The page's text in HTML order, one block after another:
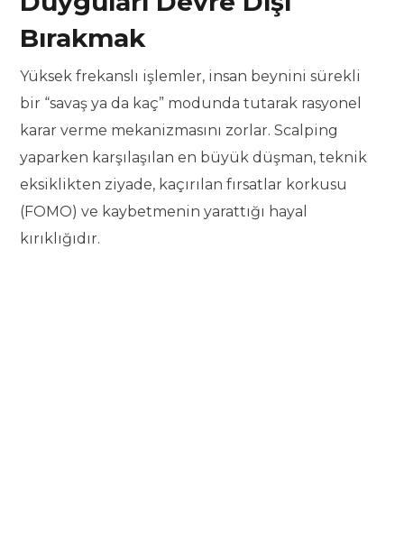
Bırakmak
Yüksek frekanslı işlemler, insan beynini sürekli
bir “savaş ya da kaç” modunda tutarak rasyonel
karar verme mekanizmasını zorlar. Scalping
yaparken karşılaşılan en büyük düşman, teknik
eksiklikten ziyade, kaçırılan fırsatlar korkusu
(FOMO) ve kaybetmenin yarattığı hayal
kırıklığıdır.